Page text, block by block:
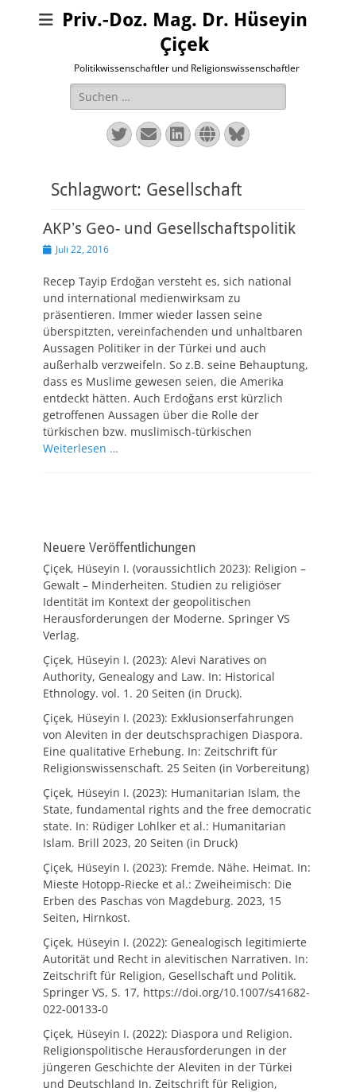
Priv.-Doz. Mag. Dr. Hüseyin
Çiçek
Politikwissenschaftler und Religionswissenschaftler
Suchen
nach:
Twitter
E-
Mail
LinkedIn
Website
Bluesky
Schlagwort: Gesellschaft
AKPʼs Geo- und Gesellschaftspolitik
Veröffentlicht
Juli 22, 2016
Recep Tayip Erdoğan versteht es, sich national
und international medienwirksam zu
präsentieren. Immer wieder lassen seine
überspitzten, vereinfachenden und unhaltbaren
Aussagen Politiker in der Türkei und auch
außerhalb verzweifeln. So z.B. seine Behauptung,
dass es Muslime gewesen seien, die Amerika
entdeckt hätten. Auch Erdoğans erst kürzlich
getroffenen Aussagen über die Rolle der
türkischen bzw. muslimisch-türkischen
Weiterlesen …
Neuere Veröffentlichungen
Çiçek, Hüseyin I. (voraussichtlich 2023): Religion –
Gewalt – Minderheiten. Studien zu religiöser
Identität im Kontext der geopolitischen
Herausforderungen der Moderne. Springer VS
Verlag.
Çiçek, Hüseyin I. (2023): Alevi Naratives on
Authority, Genealogy and Law. In: Historical
Ethnology. vol. 1. 20 Seiten (in Druck).
Çiçek, Hüseyin I. (2023): Exklusionserfahrungen
von Aleviten in der deutschsprachigen Diaspora.
Eine qualitative Erhebung. In: Zeitschrift für
Religionswissenschaft. 25 Seiten (in Vorbereitung)
Çiçek, Hüseyin I. (2023): Humanitarian Islam, the
State, fundamental rights and the free democratic
state. In: Rüdiger Lohlker et al.: Humanitarian
Islam. Brill 2023, 20 Seiten (in Druck)
Çiçek, Hüseyin I. (2023): Fremde. Nähe. Heimat. In:
Mieste Hotopp-Riecke et al.: Zweiheimisch: Die
Erben des Paschas von Magdeburg. 2023, 15
Seiten, Hirnkost.
Çiçek, Hüseyin I. (2022): Genealogisch legitimierte
Autorität und Recht in alevitischen Narrativen. In:
Zeitschrift für Religion, Gesellschaft und Politik.
Springer VS, S. 17, https://doi.org/10.1007/s41682-
022-00133-0
Çiçek, Hüseyin I. (2022): Diaspora und Religion.
Religionspolitische Herausforderungen in der
jüngeren Geschichte der Aleviten in der Türkei
und Deutschland In. Zeitschrift für Religion,